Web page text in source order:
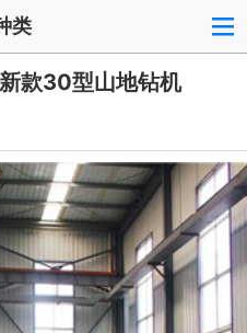
类
款30型山地钻机